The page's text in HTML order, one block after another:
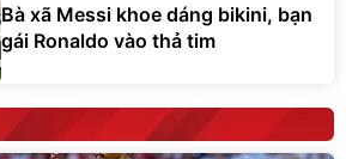
Bà xã Messi khoe dáng bikini, bạn
gái Ronaldo vào thả tim